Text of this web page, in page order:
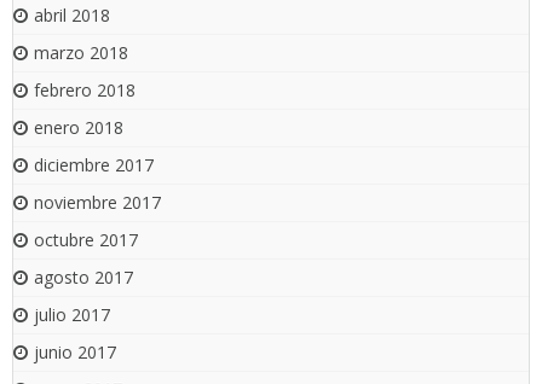
abril 2018
marzo 2018
febrero 2018
enero 2018
diciembre 2017
noviembre 2017
octubre 2017
agosto 2017
julio 2017
junio 2017